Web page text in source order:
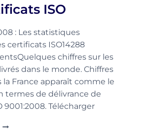
ISO
: Les statistiques
certificats ISO14288
chiffres sur les
dans le monde. Chiffres
la France apparaît comme le
termes de délivrance de
9001:2008. Télécharger
ISO